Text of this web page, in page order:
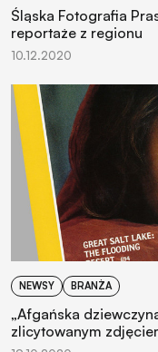
Śląska Fotografia
reportaże z regionu
10.12.2020
NEWSY BRANŻA
„Afgańska
zlicytowanym